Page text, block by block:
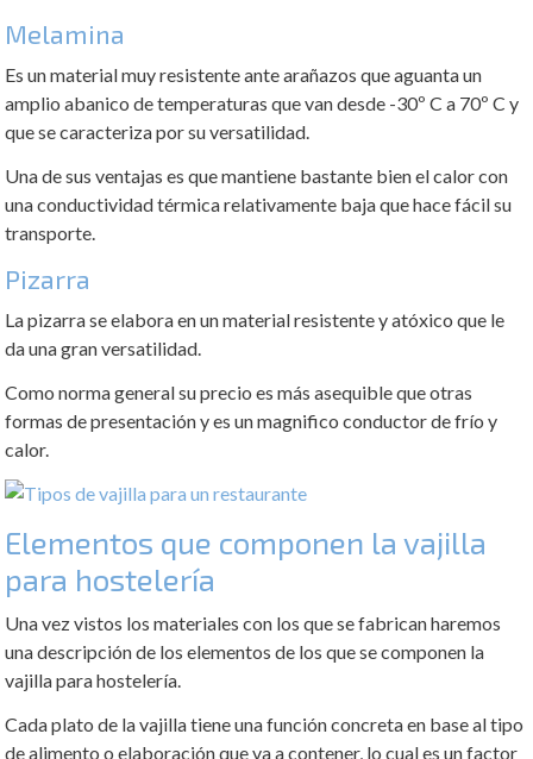
Melamina
Es un material muy resistente ante arañazos que aguanta un
amplio abanico de temperaturas que van desde -30º C a 70º C y
que se caracteriza por su versatilidad.
Una de sus ventajas es que mantiene bastante bien el calor con
una conductividad térmica relativamente baja que hace fácil su
transporte.
Pizarra
La pizarra se elabora en un material resistente y atóxico que le
da una gran versatilidad.
Como norma general su precio es más asequible que otras
formas de presentación y es un magnifico conductor de frío y
calor.
Elementos que componen la vajilla
para hostelería
Una vez vistos los materiales con los que se fabrican haremos
una descripción de los elementos de los que se componen la
vajilla para hostelería.
Cada plato de la vajilla tiene una función concreta en base al tipo
de alimento o elaboración que va a contener, lo cual es un factor